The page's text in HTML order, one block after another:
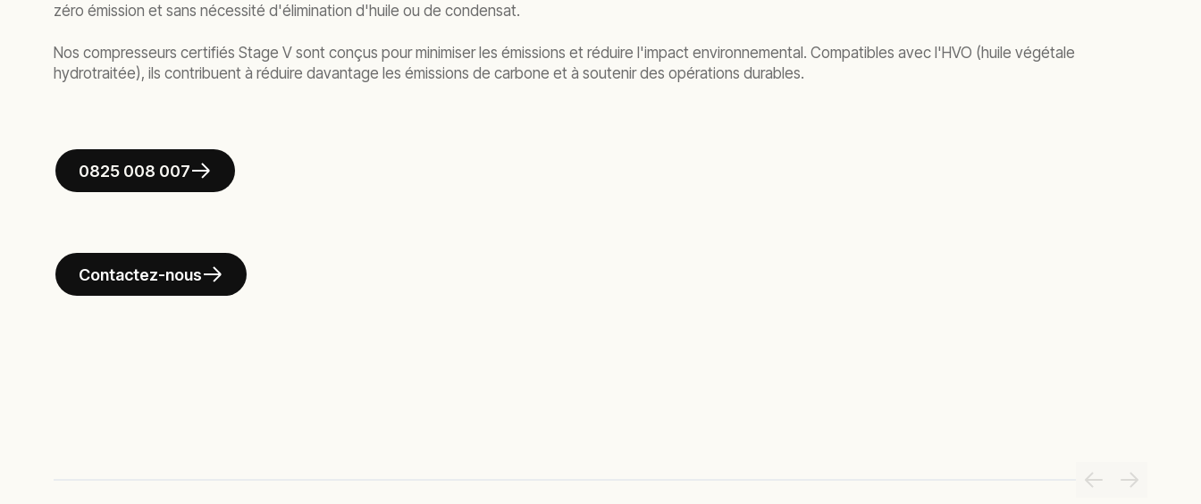
zéro émission et sans nécessité d'élimination d'huile ou de condensat.
Nos compresseurs certifiés Stage V sont conçus pour minimiser les émissions et réduire l'impact environnemental. Compatibles avec l'HVO (huile végétale
hydrotraitée), ils contribuent à réduire davantage les émissions de carbone et à soutenir des opérations durables.
0825 008 007
Contactez-nous